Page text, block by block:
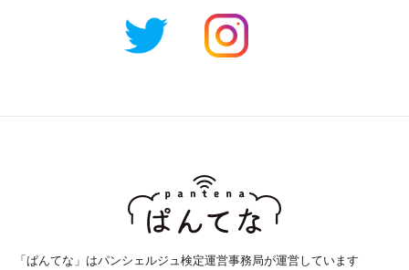
「ぱんてな」はパンシェルジュ検定運営事務局が運営しています